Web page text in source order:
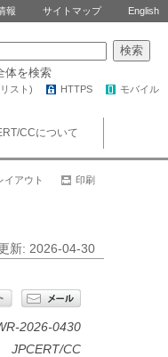
報 サイトマップ English
体を検索
スト ) HTTPS モバイル
CCについて
イアウト 印刷
新: 2026-04-30
2026-0430
JPCERT/CC